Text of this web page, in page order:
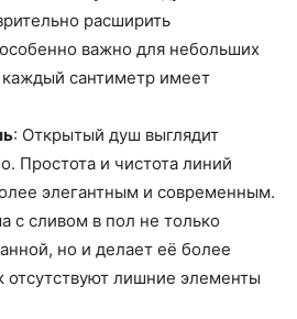
расширить
важно для небольших
каждый сантиметр имеет
: Открытый душ выглядит
Простота и чистота линий
элегантным и современным.
с сливом в пол не только
но и делает её более
отсутствуют лишние элементы